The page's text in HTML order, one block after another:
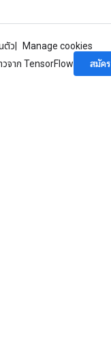
ตัว
Manage cookies
จาก TensorFlow
สมัคร